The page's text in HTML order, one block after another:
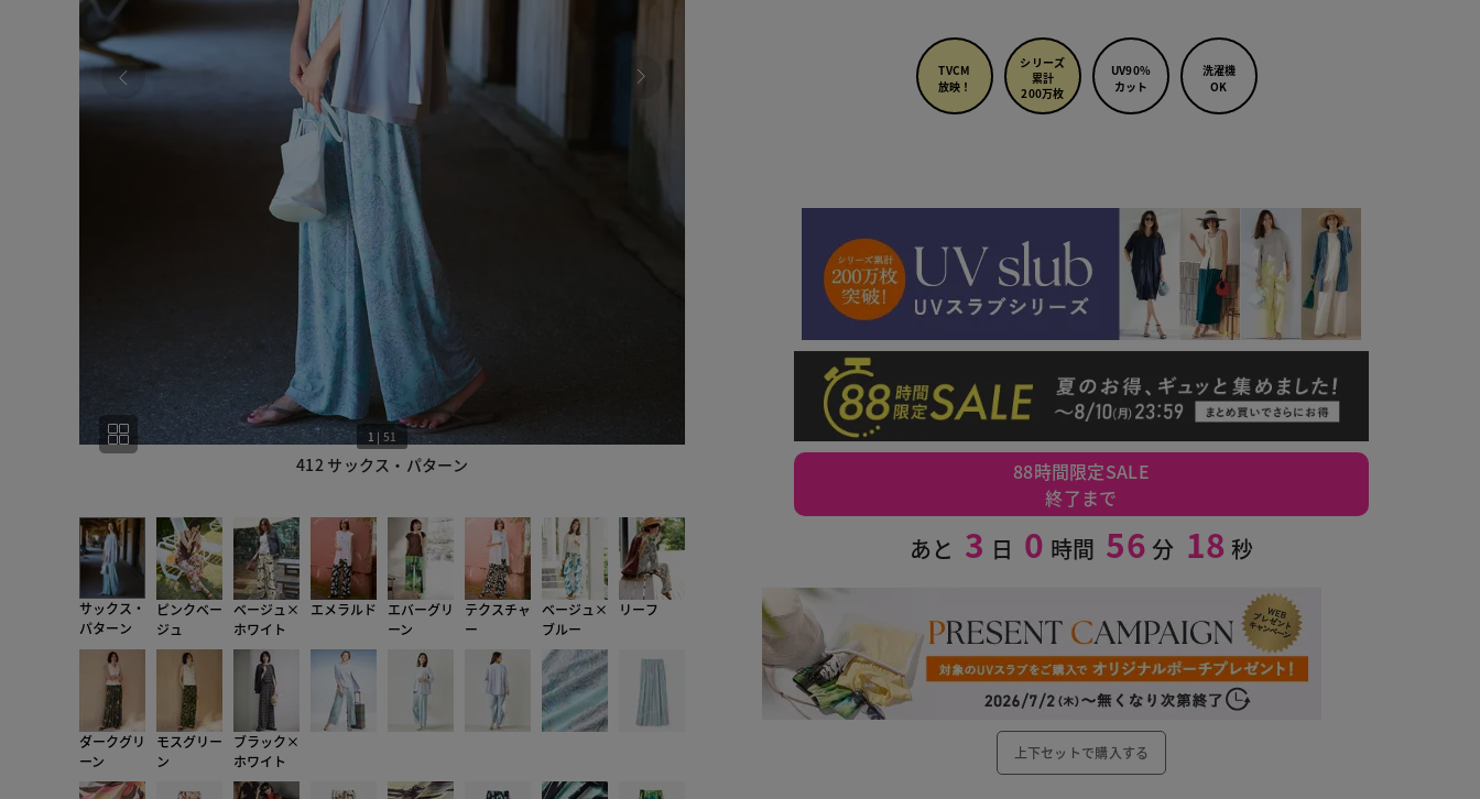
412 サックス・パターン 136 ピンクベージュ
1 | 51
サックス・
パターン
ピンクベー
ジュ
ベージュ×
ホワイト
エメラルド
エバーグリ
ーン
テクスチャ
ー
ベージュ×
ブルー
リーフ
ダークグリ
ーン
モスグリー
ン
ブラック×
ホワイト
TVCM
放映！
シリーズ
累計
200万枚
UV90%
カット
洗濯機
OK
88時間限定SALE
終了まで
あと 3 日 0 時間 56 分 17 秒
上下セットで購入する